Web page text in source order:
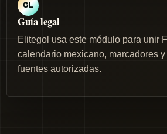
GL
Guía legal
Elitegol usa este módulo para unir
calendario mexicano, marcadores
fuentes autorizadas.